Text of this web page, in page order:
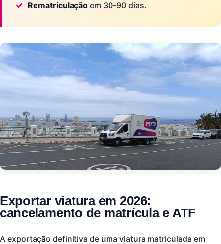
Rematriculação em 30-90 dias.
Exportar viatura em 2026:
cancelamento de matrícula e ATF
A exportação definitiva de uma viatura matriculada em